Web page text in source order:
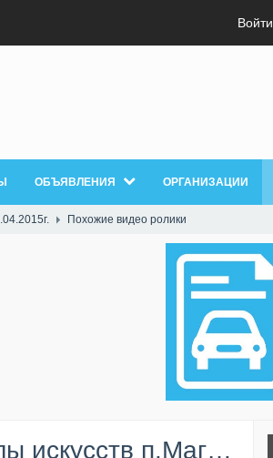
Войти
ОБЪЯВЛЕНИЯ ОРГАНИЗАЦИИ
Похожие видео ролики
- 25.04.2015г. →